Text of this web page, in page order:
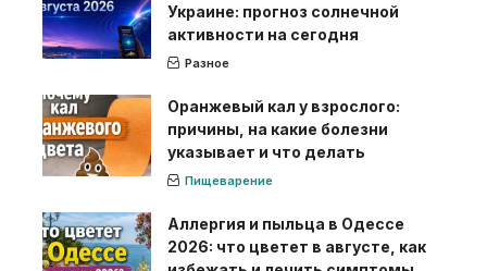
Украине: прогноз солнечной
активности на сегодня
Разное
Оранжевый кал у взрослого:
причины, на какие болезни
указывает и что делать
Пищеварение
Аллергия и пыльца в Одессе
2026: что цветет в августе, как